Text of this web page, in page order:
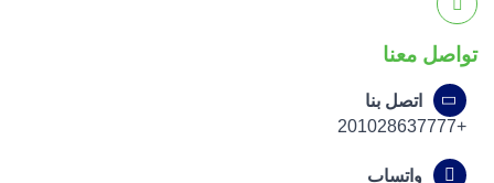
تواصل معنا
اتصل بنا
+201028637777
واتساب